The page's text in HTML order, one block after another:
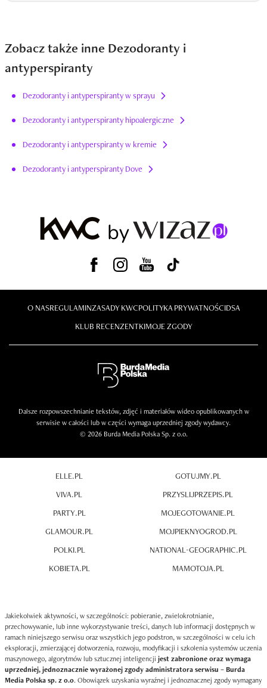
Zobacz także inne Dezodoranty i
antyperspiranty
Dezodoranty i antyperspiranty w sprayu
Dezodoranty i antyperspiranty hipoalergiczne
Dezodoranty i antyperspiranty w kremie
Dezodoranty i antyperspiranty Dove
O NASREGULAMINZASADY KWCPOLITYKA PRYWATNOŚCIDSA
KLUB RECENZENTKIMOJE ZGODY
Dalsze rozpowszechnianie tekstów, zdjęć i materiałów wideo opublikowanych w
serwisie w całości lub w części wymaga uprzedniej zgody wydawcy.
© 2026 Burda Media Polska Sp. z o.o.
ELLE.PL
VIVA.PL
PARTY.PL
GLAMOUR.PL
POLKI.PL
KOBIETA.PL
GOTUJMY.PL
PRZYSLIJPRZEPIS.PL
MOJEGOTOWANIE.PL
MOJPIEKNYOGROD.PL
NATIONAL-GEOGRAPHIC.PL
MAMOTOJA.PL
Jakiekolwiek aktywności, w szczególności: pobieranie, zwielokrotnianie,
przechowywanie, lub inne wykorzystywanie treści, danych lub informacji dostępnych w
ramach niniejszego serwisu oraz wszystkich jego podstron, w szczególności w celu ich
eksploracji, zmierzającej dotworzenia, rozwoju, modyfikacji i szkolenia systemów uczenia
maszynowego, algorytmów lub sztucznej inteligencji jest zabronione oraz wymaga
uprzedniej, jednoznacznie wyrażonej zgody administratora serwisu – Burda
Media Polska sp. z o.o. Obowiązek uzyskania wyraźnej i jednoznacznej zgody wymagany